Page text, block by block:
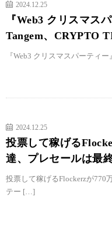
2024.12.25
『Web3 クリスマス
Tangem、CRYPTO
『Web3 クリスマスパーティ
2024.12.25
投票して稼げる
達、プレセールは最
投票して稼げるFlockerzが770
テー […]